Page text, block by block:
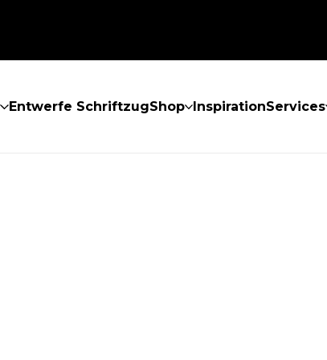
Entwerfe SchriftzugShop InspirationServices